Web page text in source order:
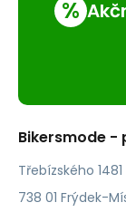
%
Bikersmode -
Třebízského 1481
738 01 Frýdek-